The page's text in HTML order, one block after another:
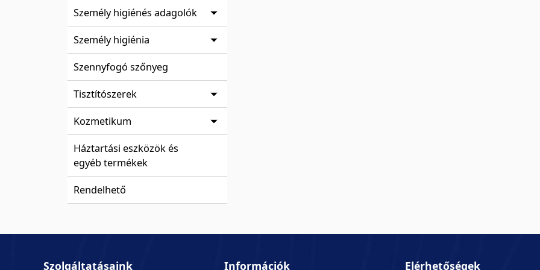
Személy higiénés adagolók
Személy higiénia
Szennyfogó szőnyeg
Tisztítószerek
Kozmetikum
Háztartási eszközök és
egyéb termékek
Rendelhető
Szolgáltatásaink Információk Elérhetőségek